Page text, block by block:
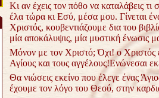
Κι αν έχεις τον πόθο να καταλάβεις
έλα τώρα κι Εσύ, μέσα μου. Γίνεται
Χριστός, κουβεντιάζουμε δια του
μία αποκάλυψις, μία μυστική ένωσις
Μόνον με τον Χριστό; Όχι!ο Χριστός
Αγίους και τους αγγέλους!Ενώνεσαι
Θα νιώσεις εκείνο που έλεγε ένας
έχουμε τον λόγο του Θεού, στην